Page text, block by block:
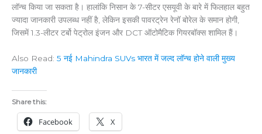
लॉन्च किया जा सकता है। हालांकि निसान के 7-सीटर एसयूवी के बारे में फिलहाल बहुत
ज्यादा जानकारी उपलब्ध नहीं है, लेकिन इसकी पावरट्रेन रेनॉ बोरेल के समान होगी,
जिसमें 1.3-लीटर टर्बो पेट्रोल इंजन और DCT ऑटोमैटिक गियरबॉक्स शामिल हैं।
Also Read: 5 नई Mahindra SUVs भारत में जल्द लॉन्च होने वाली मुख्य
जानकारी
Share this:
Facebook X